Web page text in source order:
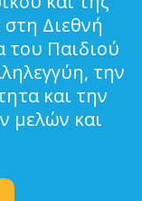
Διεθνή
του Παιδιού
την
και την
μελών και